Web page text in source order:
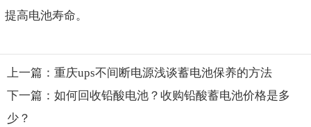
提高电池寿命。
上一篇：重庆ups不间断电源浅谈蓄电池保养的方法
下一篇：如何回收铅酸电池？收购铅酸蓄电池价格是多
少？